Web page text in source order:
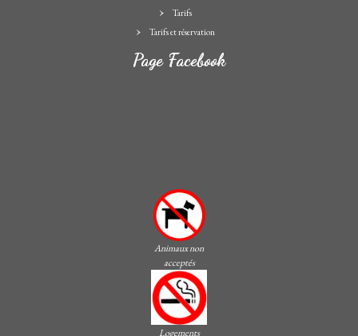
Tarifs
Tarifs et réservation
Page Facebook
Animaux non
acceptés
Logements